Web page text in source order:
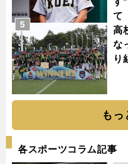
て
高
な
り
5
もっ
各スポーツコラム記事